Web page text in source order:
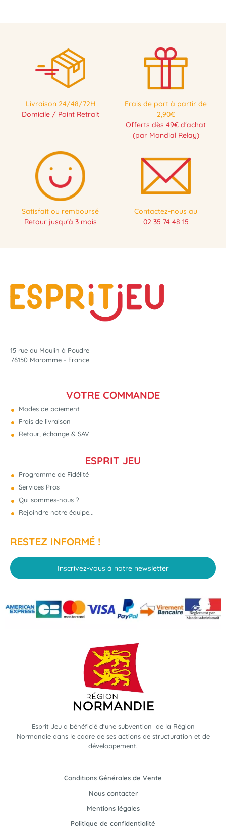
Livraison 24/48/72H
Domicile / Point Retrait
Frais de port à partir de
2,90€
Offerts dès 49€ d'achat
(par Mondial Relay)
Satisfait ou remboursé
Retour jusqu'à 3 mois
Contactez-nous au
02 35 74 48 15
15 rue du Moulin à Poudre
76150 Maromme - France
VOTRE COMMANDE
Modes de paiement
Frais de livraison
Retour, échange & SAV
ESPRIT JEU
Programme de Fidélité
Services Pros
Qui sommes-nous ?
Rejoindre notre équipe...
RESTEZ INFORMÉ !
Inscrivez-vous à notre newsletter
Esprit Jeu a bénéficié d'une subvention de la Région
Normandie dans le cadre de ses actions de structuration et de
développement.
Conditions Générales de Vente
Nous contacter
Mentions légales
Politique de confidentialité